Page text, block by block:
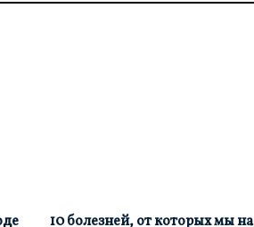
10 болезней, от которых мы на